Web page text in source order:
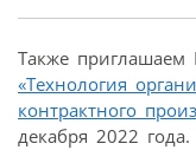
Также
«Технология
контрактного
декабря 2022 года.